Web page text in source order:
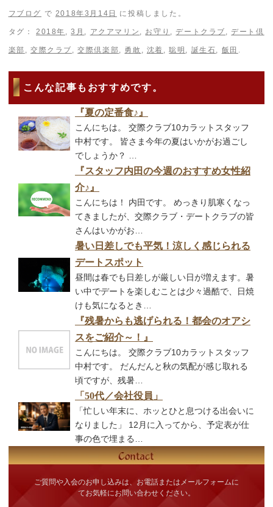
フブログ で 2018年3月14日 に投稿しました。
タグ： 2018年 ,3月 , アクアマリン , お守り ,デートクラブ ,デート倶
楽部 , 交際クラブ ,交際倶楽部, 勇敢 , 沈着 ,聡明 , 誕生石, 飯田 .
こんな記事もおすすめです。
『夏の定番食♪』
こんにちは。 交際クラブ10カラットスタッフ
中村です。 皆さま今年の夏はいかがお過ごし
でしょうか？ …
『スタッフ内田の今週のおすすめ女性紹
介♪』
こんにちは！ 内田です。 めっきり肌寒くなっ
てきましたが、交際クラブ・デートクラブの皆
さんはいかがお…
暑い日差しでも平気！涼しく感じられる
デートスポット
昼間は春でも日差しが厳しい日が増えます。暑
い中でデートを楽しむことは少々過酷で、日焼
けも気になるとき…
『残暑からも逃げられる！都会のオアシ
スをご紹介～！』
こんにちは。 交際クラブ10カラットスタッフ
中村です。 だんだんと秋の気配が感じ取れる
頃ですが、残暑…
「50代／会社役員」
「忙しい年末に、ホッとひと息つける出会いに
なりました」 12月に入ってから、予定表が仕
事の色で埋まる…
ご質問や入会のお申し込みは、お電話またはメールフォームに
てお気軽にお問い合わせください。